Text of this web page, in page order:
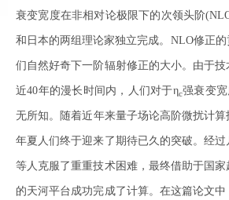
衰变宽度在非相对论极限下的次领头阶
和日本的两组理论家独立完成。NLO修正
们自然好奇下一阶辐射修正的大小。由于
近40年的漫长时间内，人们对于ηc强衰变
无所知。随着近年来量子场论高阶微扰计算
年夏人们终于迎来了期待已久的突破。经
等人克服了重重技术困难，最终借助于国
的天河平台成功完成了计算。在这篇论文